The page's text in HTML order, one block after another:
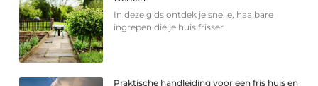
In deze gids ontdek je snelle, haalbare
ingrepen die je huis frisser
Praktische handleiding voor een fris huis en